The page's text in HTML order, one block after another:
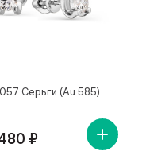
Серьги (Au 585)
₽